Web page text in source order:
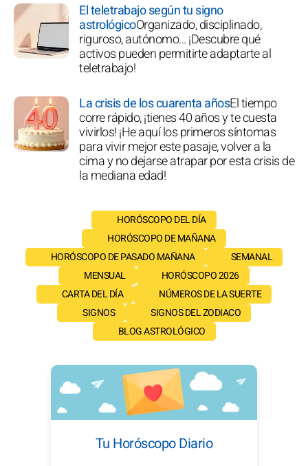
El teletrabajo según tu signo
astrológicoOrganizado, disciplinado,
riguroso, autónomo... ¡Descubre qué
activos pueden permitirte adaptarte al
teletrabajo!
La crisis de los cuarenta añosEl tiempo
corre rápido, ¡tienes 40 años y te cuesta
vivirlos! ¡He aquí los primeros síntomas
para vivir mejor este pasaje, volver a la
cima y no dejarse atrapar por esta crisis de
la mediana edad!
HORÓSCOPO DEL DÍA
HORÓSCOPO DE MAÑANA
HORÓSCOPO DE PASADO MAÑANA
SEMANAL
MENSUAL
HORÓSCOPO 2026
CARTA DEL DÍA
NÚMEROS DE LA SUERTE
SIGNOS
SIGNOS DEL ZODIACO
BLOG ASTROLÓGICO
Tu Horóscopo Diario